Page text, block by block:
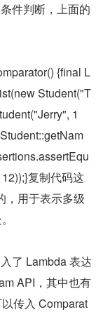
件判断，上面的
{final L
Student("T
1
复制代码这
，用于表示多级
了 Lambda 表达
API，其中也有
传入 Comparat